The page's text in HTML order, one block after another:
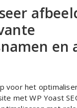
en
voor het
met WP Yoast